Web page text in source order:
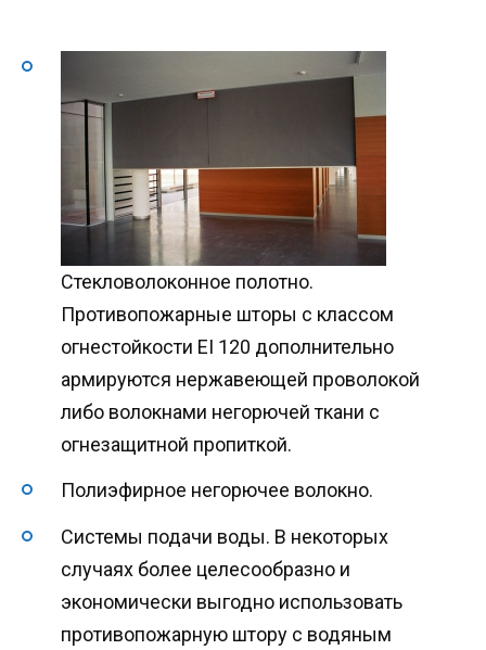
Стекловолоконное полотно.
Противопожарные шторы с классом
огнестойкости EI 120 дополнительно
армируются нержавеющей проволокой
либо волокнами негорючей ткани с
огнезащитной пропиткой.
Полиэфирное негорючее волокно.
Системы подачи воды. В некоторых
случаях более целесообразно и
экономически выгодно использовать
противопожарную штору с водяным